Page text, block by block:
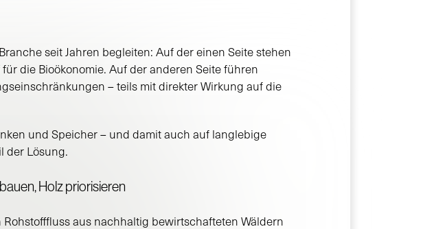
seit Jahren begleiten: Auf der einen Seite stehen
die Bioökonomie. Auf der anderen Seite führen
– teils mit direkter Wirkung auf die
und Speicher – und damit auch auf langlebige
der Lösung.
Holz priorisieren
aus nachhaltig bewirtschafteten Wäldern